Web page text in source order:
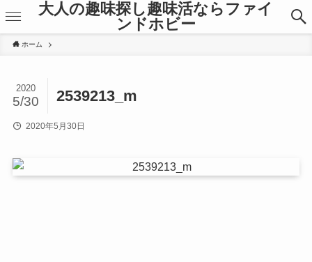
大人の趣味探し趣味活ならファイ
ンドホビー
ホーム
2539213_m
2020
5/30
2020年5月30日